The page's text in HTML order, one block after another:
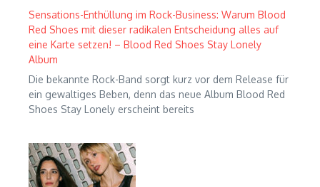
Sensations-Enthüllung im Rock-Business: Warum Blood
Red Shoes mit dieser radikalen Entscheidung alles auf
eine Karte setzen! – Blood Red Shoes Stay Lonely
Album
Die bekannte Rock-Band sorgt kurz vor dem Release für
ein gewaltiges Beben, denn das neue Album Blood Red
Shoes Stay Lonely erscheint bereits